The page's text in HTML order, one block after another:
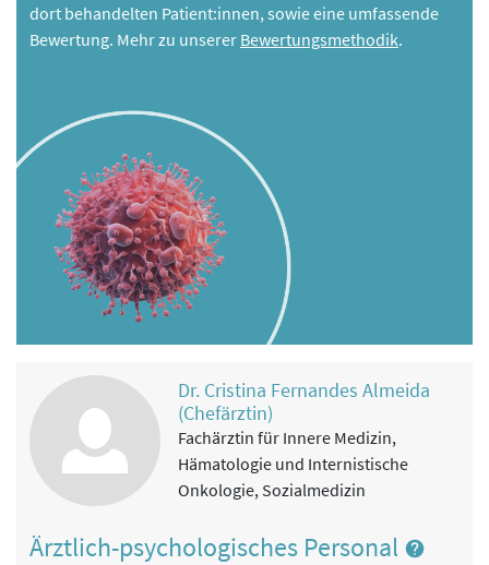
dort behandelten Patient:innen, sowie eine umfassende
Bewertung. Mehr zu unserer Bewertungsmethodik.
Dr. Cristina Fernandes Almeida
(Chefärztin)
Fachärztin für Innere Medizin,
Hämatologie und Internistische
Onkologie, Sozialmedizin
Ärztlich-psychologisches Personal